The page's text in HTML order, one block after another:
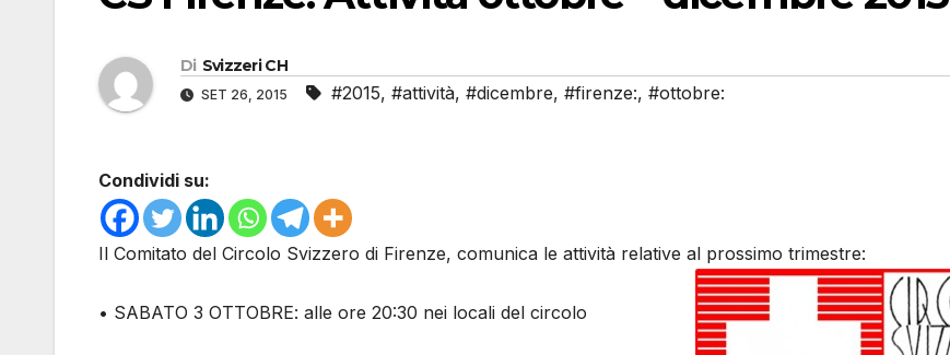
Di Svizzeri CH
SET 26, 2015 #2015, #attività, #dicembre, #firenze:, #ottobre:
Condividi su:
Il Comitato del Circolo Svizzero di Firenze, comunica le attività relative al prossimo trimestre:
• SABATO 3 OTTOBRE: alle ore 20:30 nei locali del circolo